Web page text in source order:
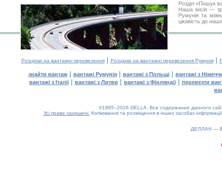
Розділ «Пошук
Наша місія —
Румунія та
цікавість до
Розцінки на вантажні перевезення| Розцінки на вантажні перевезення Румунія|
знайти вантаж | вантажі Румунія | вантажі з Польщі | вантажі з
вантажі з Італії| вантажі з Литви | вантажі з Фінляндії| перевезти
©1995–2026 DELLA. Все содержание данного
Усі права захищені. Копіювання та розміщення в інших засобах
ДЕЛЛА® —